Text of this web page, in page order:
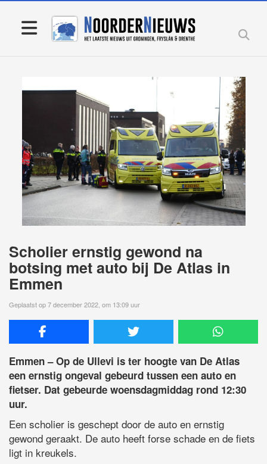
Scholier ernstig gewond na
botsing met auto bij De Atlas in
Emmen
Geplaatst op 7 december 2022, om 13:09 uur
Emmen – Op de Ullevi is ter hoogte van De Atlas
een ernstig ongeval gebeurd tussen een auto en
fietser. Dat gebeurde woensdagmiddag rond 12:30
uur.
Een scholier is geschept door de auto en ernstig
gewond geraakt. De auto heeft forse schade en de fiets
ligt in kreukels.